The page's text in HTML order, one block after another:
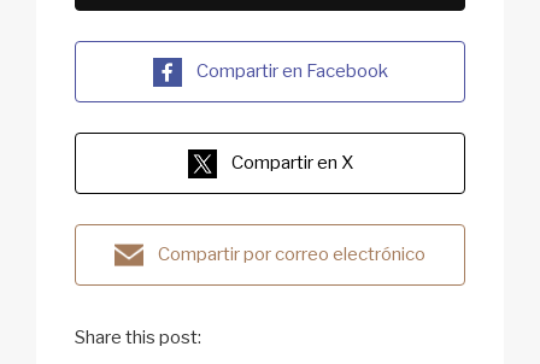
Compartir en Facebook
Compartir en X
Compartir por correo electrónico
Share this post: